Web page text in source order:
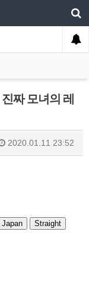
짜 모녀의 레
2020.01.11 23:52